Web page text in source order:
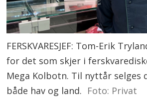
FERSKVARESJEF: Tom-Erik
for det som skjer i
Mega Kolbotn. Til nyttår selges
både hav og land. Foto: Privat